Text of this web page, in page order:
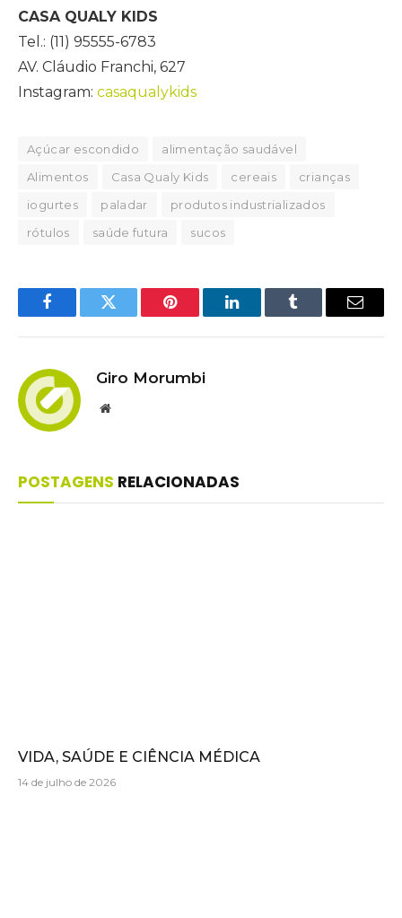
CASA QUALY KIDS
Tel.: (11) 95555-6783
AV. Cláudio Franchi, 627
Instagram: casaqualykids
Açúcar escondido
alimentação saudável
Alimentos
Casa Qualy Kids cereais
crianças
iogurtes
paladar
produtos industrializados
rótulos
saúde futura sucos
FacebookTwitter Pinterest LinkedInTumblr Email
Giro Morumbi
Website
POSTAGENS RELACIONADAS
VIDA, SAÚDE E CIÊNCIA MÉDICA
14 de julho de 2026